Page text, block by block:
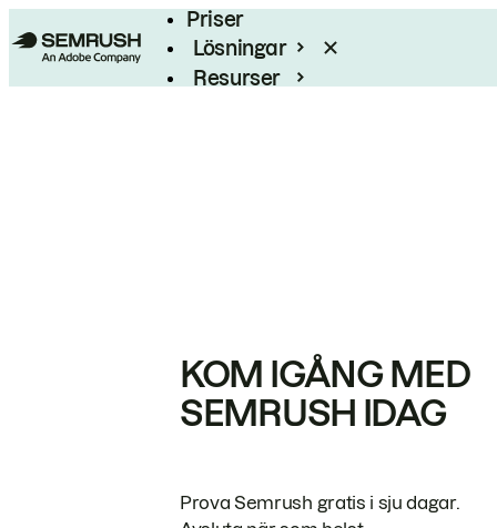
Priser
Lösningar
Resurser
KOM IGÅNG MED
SEMRUSH IDAG
Prova Semrush gratis i sju dagar.